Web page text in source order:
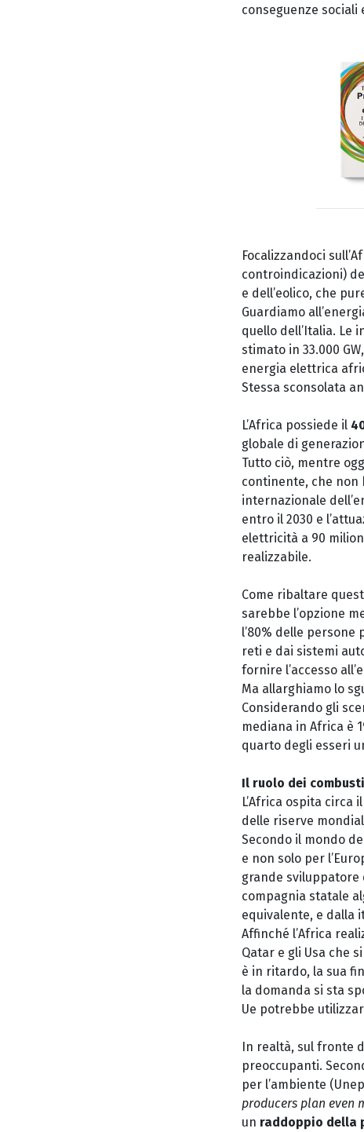
conseguenze sociali
Focalizzandoci
controindicazioni)
e dell’eolico, che
Guardiamo
quello dell’Italia. Le
stimato in 33.000 GW
energia elettrica
Stessa sconsolata
L’Africa possiede il
globale di
Tutto ciò, mentre
continente, che non
internazionale
entro il 2030 e
elettricità a 90
realizzabile.
Come ribaltare
sarebbe l’opzione
l’80% delle
reti e dai sistemi
fornire l’accesso
Ma allarghiamo lo
Considerando gli
mediana in Africa è
quarto degli esseri
Il ruolo dei
L’Africa ospita circa
delle riserve
Secondo il mondo
e non solo per
grande sviluppatore
compagnia statale
equivalente, e dalla
Affinché l’Africa
Qatar e gli Usa che
è in ritardo, la sua
la domanda si sta
Ue potrebbe
In realtà, sul fronte
preoccupanti.
per l’ambiente
producers plan even
un raddoppio della